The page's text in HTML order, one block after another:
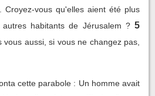
Croyez-vous qu'elles aient été plus
habitants de Jérusalem ? 5
aussi, si vous ne changez pas,
cette parabole : Un homme avait